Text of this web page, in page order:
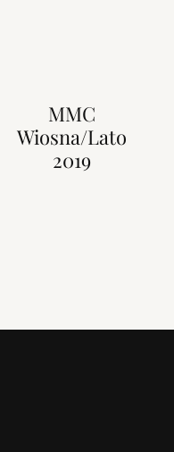
MMC
Wiosna/Lato
2019